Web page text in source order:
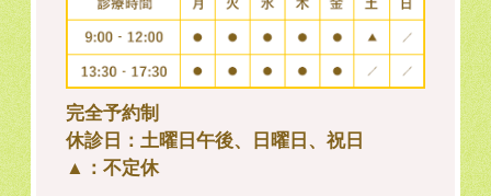
完全予約制
休診日：土曜日午後、日曜日、祝日
▲：不定休